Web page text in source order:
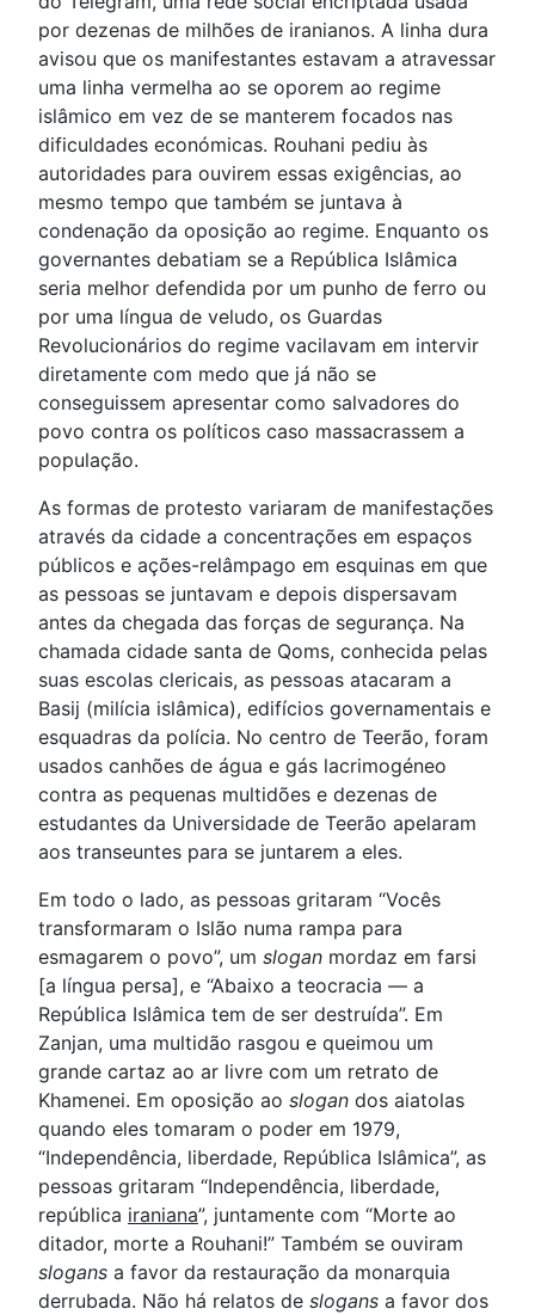
por dezenas de milhões de iranianos. A linha dura
avisou que os manifestantes estavam a atravessar
uma linha vermelha ao se oporem ao regime
islâmico em vez de se manterem focados nas
dificuldades económicas. Rouhani pediu às
autoridades para ouvirem essas exigências, ao
mesmo tempo que também se juntava à
condenação da oposição ao regime. Enquanto os
governantes debatiam se a República Islâmica
seria melhor defendida por um punho de ferro ou
por uma língua de veludo, os Guardas
Revolucionários do regime vacilavam em intervir
diretamente com medo que já não se
conseguissem apresentar como salvadores do
povo contra os políticos caso massacrassem a
população.
As formas de protesto variaram de manifestações
através da cidade a concentrações em espaços
públicos e ações-relâmpago em esquinas em que
as pessoas se juntavam e depois dispersavam
antes da chegada das forças de segurança. Na
chamada cidade santa de Qoms, conhecida pelas
suas escolas clericais, as pessoas atacaram a
Basij (milícia islâmica), edifícios governamentais e
esquadras da polícia. No centro de Teerão, foram
usados canhões de água e gás lacrimogéneo
contra as pequenas multidões e dezenas de
estudantes da Universidade de Teerão apelaram
aos transeuntes para se juntarem a eles.
Em todo o lado, as pessoas gritaram “Vocês
transformaram o Islão numa rampa para
esmagarem o povo”, um slogan mordaz em farsi
[a língua persa], e “Abaixo a teocracia — a
República Islâmica tem de ser destruída”. Em
Zanjan, uma multidão rasgou e queimou um
grande cartaz ao ar livre com um retrato de
Khamenei. Em oposição ao slogan dos aiatolas
quando eles tomaram o poder em 1979,
“Independência, liberdade, República Islâmica”, as
pessoas gritaram “Independência, liberdade,
república iraniana”, juntamente com “Morte ao
ditador, morte a Rouhani!” Também se ouviram
slogans a favor da restauração da monarquia
derrubada. Não há relatos de slogans a favor dos